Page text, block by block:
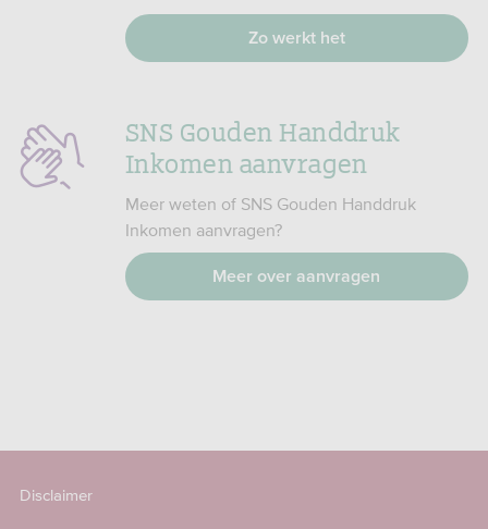
Zo werkt het
SNS Gouden Handdruk
Inkomen aanvragen
Meer weten of SNS Gouden Handdruk
Inkomen aanvragen?
Meer over aanvragen
Disclaimer